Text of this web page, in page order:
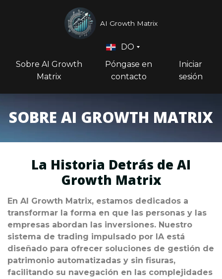
AI Growth Matrix
Sobre AI Growth
Matrix
Póngase en
contacto
Iniciar
sesión
DO
SOBRE AI GROWTH MATRIX
La Historia Detrás de AI
Growth Matrix
En AI Growth Matrix, estamos dedicados a
transformar la forma en que las personas y las
empresas abordan las inversiones. Nuestro
sistema de trading impulsado por IA está
diseñado para ofrecer soluciones de gestión de
patrimonio automatizadas y sin fisuras,
facilitando su navegación en las complejidades